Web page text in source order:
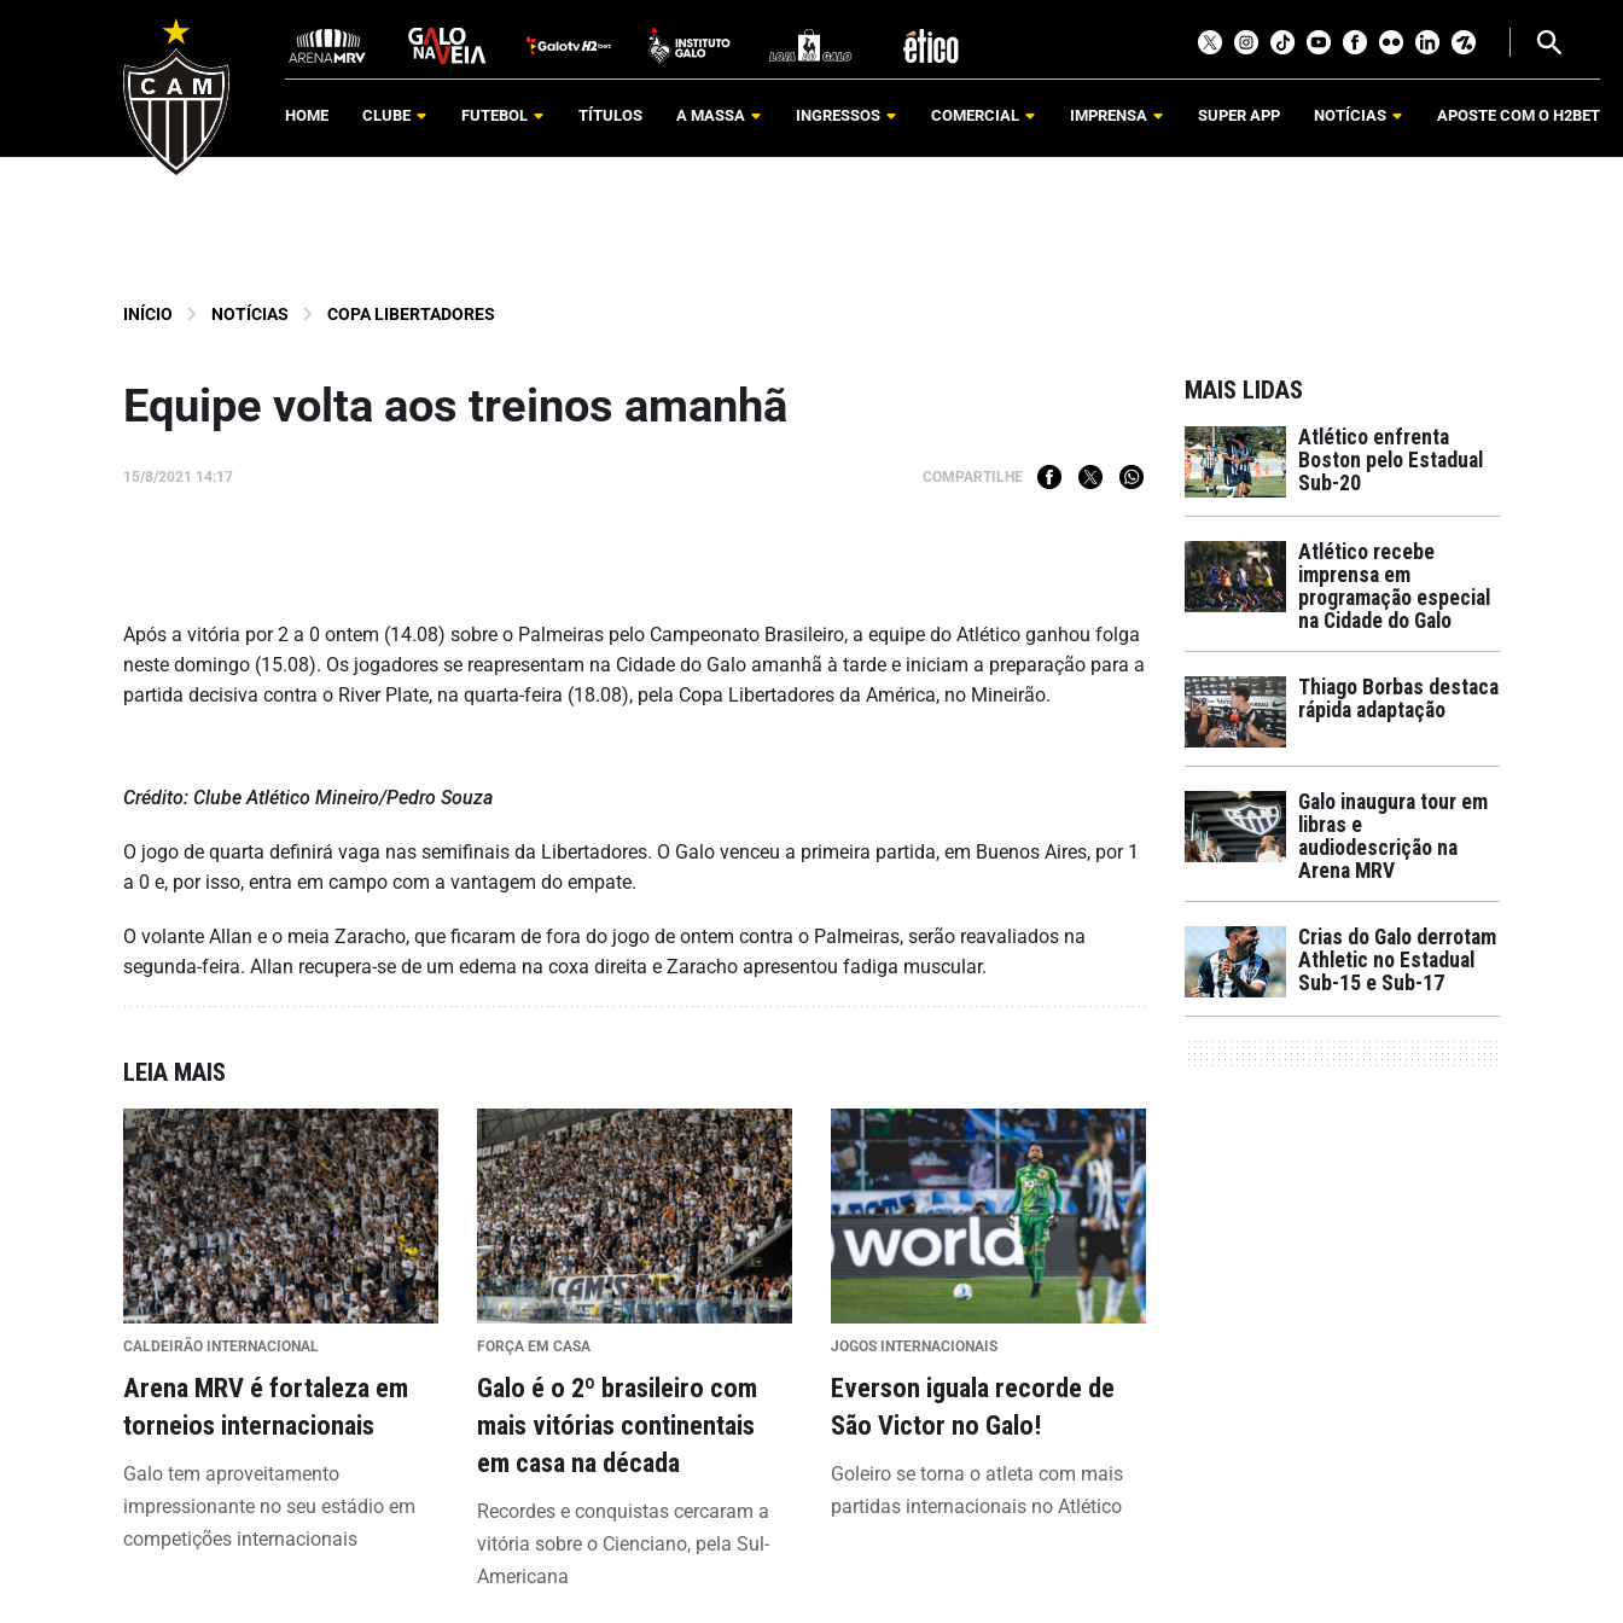
HOME CLUBE FUTEBOL TÍTULOS A MASSA INGRESSOS COMERCIAL IMPRENSA SUPER APP NOTÍCIAS APOSTE COM O H2BET
INÍCIO NOTÍCIAS COPA LIBERTADORES
Equipe volta aos treinos amanhã
15/8/2021 14:17 COMPARTILHE
Após a vitória por 2 a 0 ontem (14.08) sobre o Palmeiras pelo Campeonato Brasileiro, a equipe do Atlético ganhou folga
neste domingo (15.08). Os jogadores se reapresentam na Cidade do Galo amanhã à tarde e iniciam a preparação para a
partida decisiva contra o River Plate, na quarta-feira (18.08), pela Copa Libertadores da América, no Mineirão.
Crédito: Clube Atlético Mineiro/Pedro Souza
O jogo de quarta definirá vaga nas semifinais da Libertadores. O Galo venceu a primeira partida, em Buenos Aires, por 1
a 0 e, por isso, entra em campo com a vantagem do empate.
O volante Allan e o meia Zaracho, que ficaram de fora do jogo de ontem contra o Palmeiras, serão reavaliados na
segunda-feira. Allan recupera-se de um edema na coxa direita e Zaracho apresentou fadiga muscular.
LEIA MAIS
CALDEIRÃO INTERNACIONAL
Arena MRV é fortaleza em
torneios internacionais
Galo tem aproveitamento
impressionante no seu estádio em
competições internacionais
FORÇA EM CASA
Galo é o 2º brasileiro com
mais vitórias continentais
em casa na década
Recordes e conquistas cercaram a
vitória sobre o Cienciano, pela Sul-
Americana
JOGOS INTERNACIONAIS
Everson iguala recorde de
São Victor no Galo!
Goleiro se torna o atleta com mais
partidas internacionais no Atlético
MAIS LIDAS
Atlético enfrenta
Boston pelo Estadual
Sub-20
Atlético recebe
imprensa em
programação especial
na Cidade do Galo
Thiago Borbas destaca
rápida adaptação
Galo inaugura tour em
libras e
audiodescrição na
Arena MRV
Crias do Galo derrotam
Athletic no Estadual
Sub-15 e Sub-17